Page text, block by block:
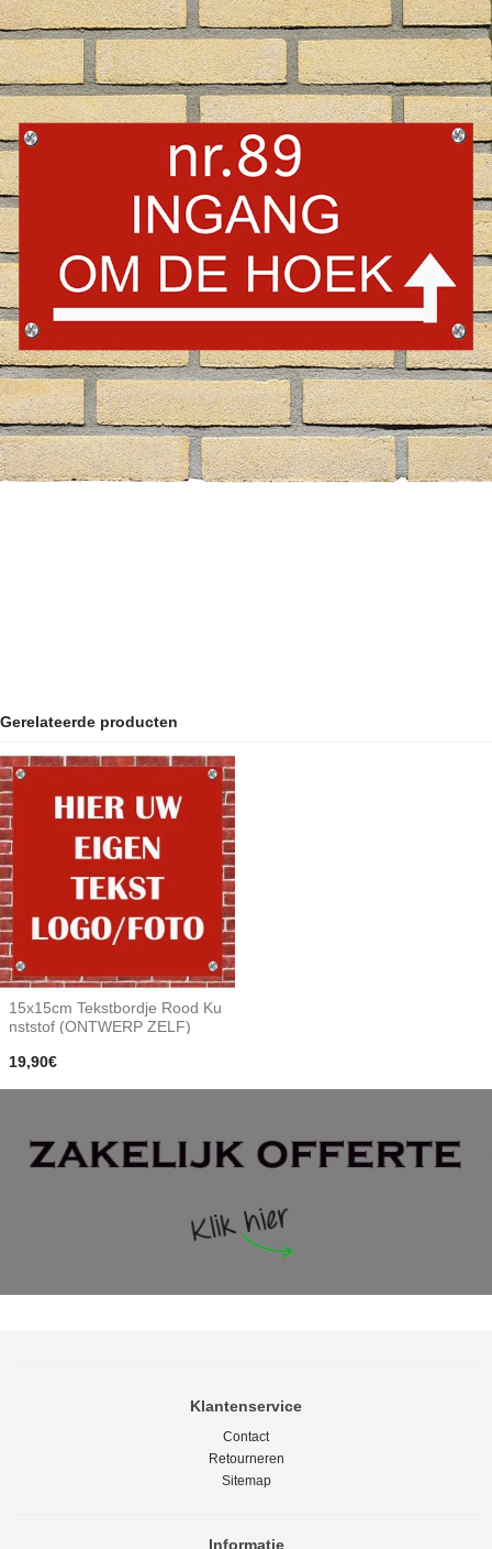
Gerelateerde producten
15x15cm Tekstbordje Rood Ku
nststof (ONTWERP ZELF)
19,90€
Klantenservice
Contact
Retourneren
Sitemap
Informatie